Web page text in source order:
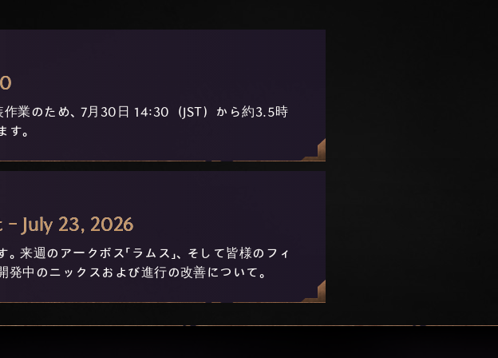
業のため、7月30日 14:30（JST）から約3.5時
。
- July 23, 2026
来週のアークボス「ラムス」、そして皆様のフィ
発中のニックスおよび進行の改善について。